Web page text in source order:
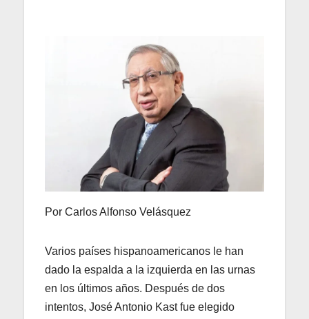
Por Carlos Alfonso Velásquez
Varios países hispanoamericanos le han
dado la espalda a la izquierda en las urnas
en los últimos años. Después de dos
intentos, José Antonio Kast fue elegido